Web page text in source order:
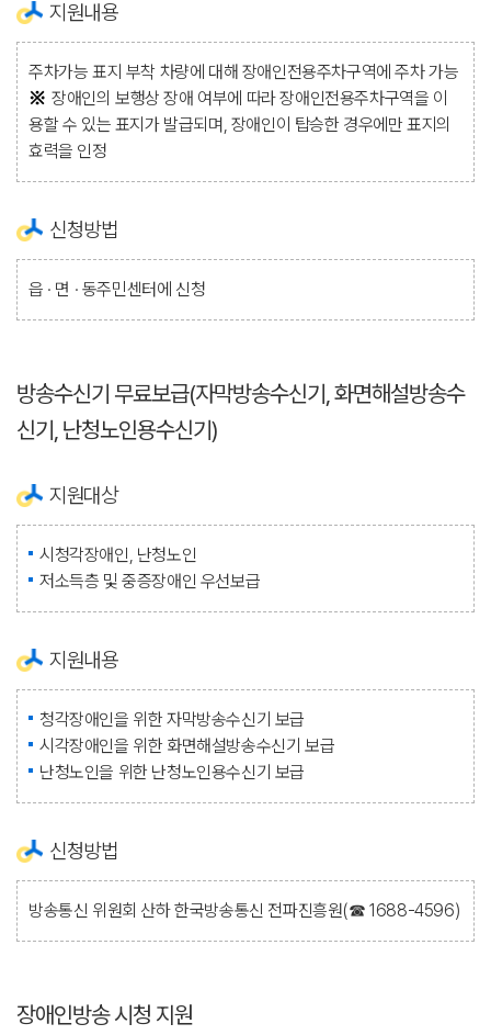
지원내용
주차가능 표지 부착 차량에 대해 장애인전용주차구역에 주차 가능
장애인의 보행상 장애 여부에 따라 장애인전용주차구역을 이
용할 수 있는 표지가 발급되며, 장애인이 탑승한 경우에만 표지의
효력을 인정
신청방법
읍 · 면 · 동주민센터에 신청
방송수신기 무료보급(자막방송수신기, 화면해설방송수
신기, 난청노인용수신기)
지원대상
시청각장애인, 난청노인
저소득층 및 중증장애인 우선보급
지원내용
청각장애인을 위한 자막방송수신기 보급
시각장애인을 위한 화면해설방송수신기 보급
난청노인을 위한 난청노인용수신기 보급
신청방법
방송통신 위원회 산하 한국방송통신 전파진흥원(☎ 1688-4596)
장애인방송 시청 지원